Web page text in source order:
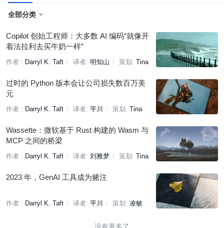
全部分类 
Copilot 创始工程师：大多数 AI 编码“就像开
着法拉利去买牛奶一样”
作者 : Darryl K. Taft 译者: 明知山 策划: Tina
过时的 Python 版本会让公司损失数百万美
元
作者 : Darryl K. Taft 译者: 平川 策划: Tina
Wassette：微软基于 Rust 构建的 Wasm 与
MCP 之间的桥梁
作者 : Darryl K. Taft 译者: 刘雅梦 策划: Tina
2023 年，GenAI 工具成为赌注
作者 : Darryl K. Taft 译者: 平川 策划: 凌敏